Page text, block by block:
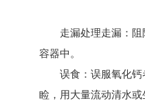
走漏处理走漏：阻隔
容器中。
误食：误服氧化钙
睑，用大量流动清水或